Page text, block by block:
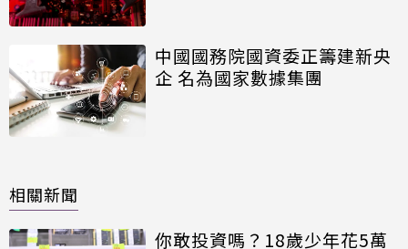
中國國務院國資委正籌建新央
企 名為國家數據集團
相關新聞
你敢投資嗎？18歲少年花5萬